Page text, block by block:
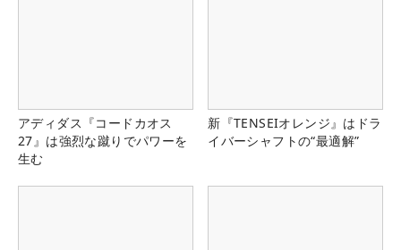
アディダス『コードカオス
27』は強烈な蹴りでパワーを
生む
新『TENSEIオレンジ』はドラ
イバーシャフトの“最適解”